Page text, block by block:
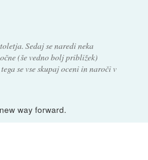
Sedaj se naredi neka
(še vedno bolj približek)
se vse skupaj oceni in naroči v
way forward.